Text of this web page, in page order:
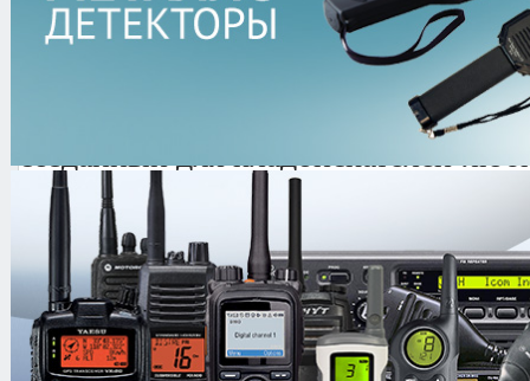
4.2/5оценка (20 голосов)
Бюджетный
новичков в этой области.
драгоценностей, монет, а также
Основные особенности